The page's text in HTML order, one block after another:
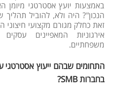
באמצעות יועץ אסטרטגי
הנכון"? היה ולא, להוביל תהליך
זאת כחלק מגורם מקצועי חיצוני
אירגוניות המאפיינים
משפחתיים.
התחומים שבהם ייעוץ
בחברותSMB
?